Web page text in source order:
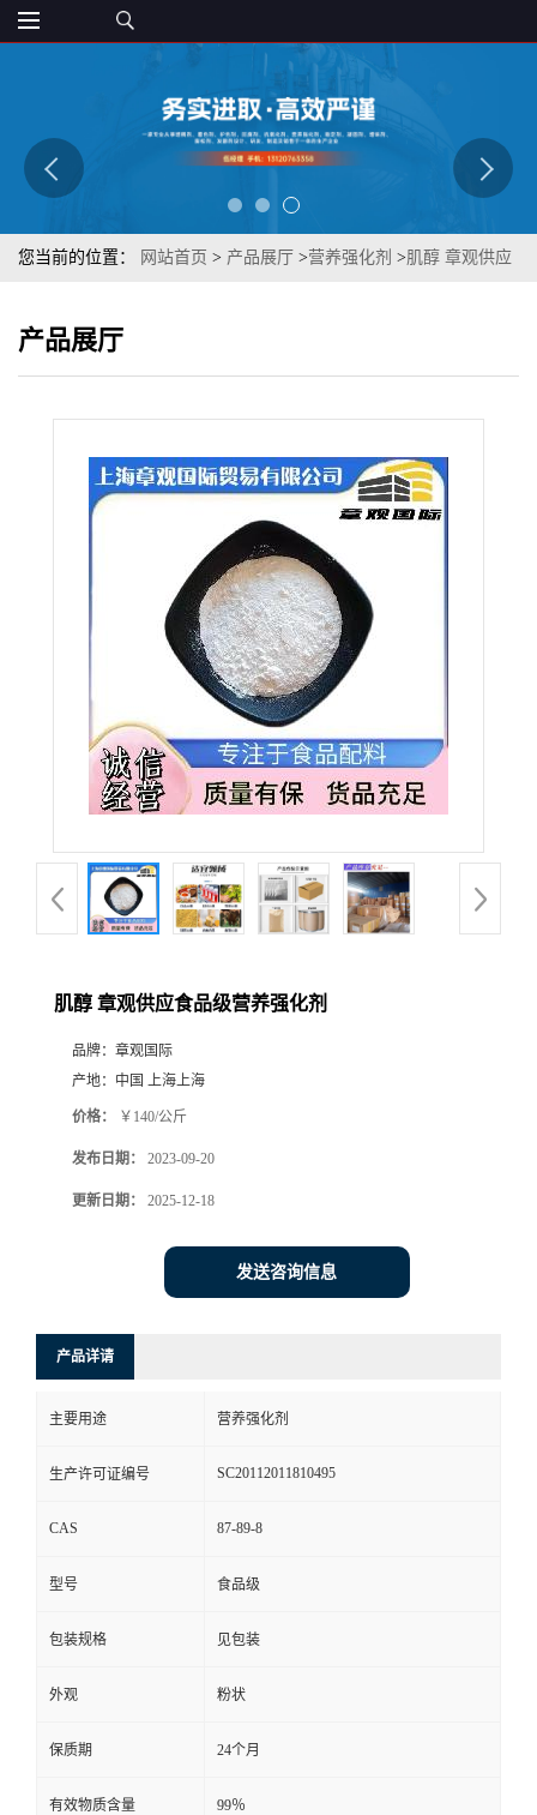
您当前的位置： 网站首页 > 产品展厅 >营养强化剂 >肌醇 章观供应
产品展厅
肌醇 章观供应食品级营养强化剂
品牌： 章观国际
产地： 中国 上海上海
价格： ￥140/公斤
发布日期： 2023-09-20
更新日期： 2025-12-18
发送咨询信息
产品详请
主要用途 营养强化剂
生产许可证编号 SC20112011810495
CAS 87-89-8
型号 食品级
包装规格 见包装
外观 粉状
保质期 24个月
有效物质含量 99％